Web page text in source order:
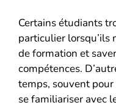
Certains étudiants
particulier lorsqu’ils
de formation et
compétences.
temps, souvent
se familiariser avec